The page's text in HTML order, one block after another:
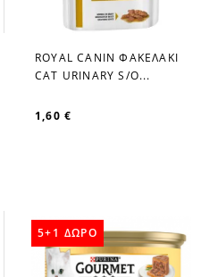
favorite_border
ROYAL CANIN ΦΑΚΕΛΑΚΙ
CAT URINARY S/O...
1,60 €
5+1 ΔΩΡΟ